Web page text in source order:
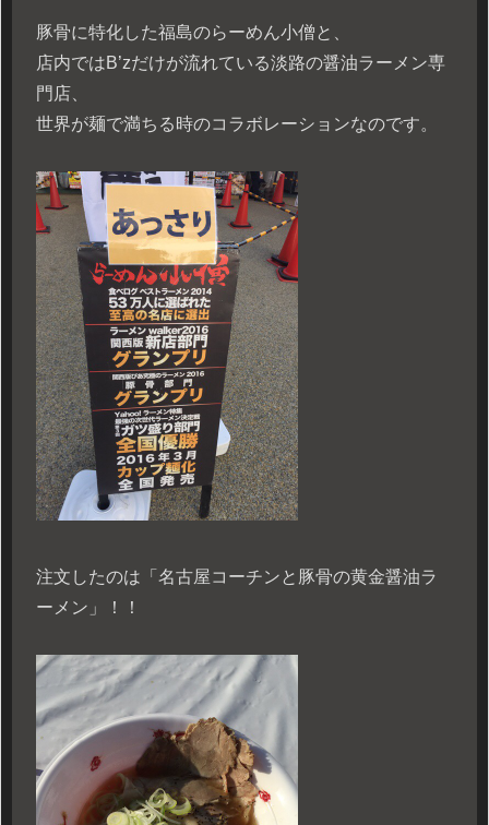
豚骨に特化した福島のらーめん小僧と、
店内ではB’zだけが流れている淡路の醤油ラーメン専
門店、
世界が麺で満ちる時のコラボレーションなのです。
注文したのは「名古屋コーチンと豚骨の黄金醤油ラ
ーメン」！！